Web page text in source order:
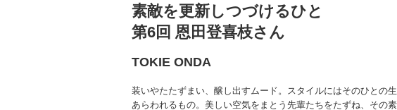
素敵を更新しつづけるひと
第6回 恩田登喜枝さん
TOKIE ONDA
装いやたたずまい、醸し出すムード。スタイルにはそのひとの
あらわれるもの。美しい空気をまとう先輩たちをたずね、その